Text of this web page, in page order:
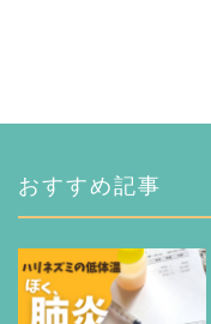
おすすめ記事